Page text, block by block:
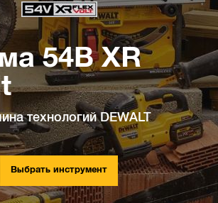
54В XR
технологий DEWALT
Выбрать инструмент